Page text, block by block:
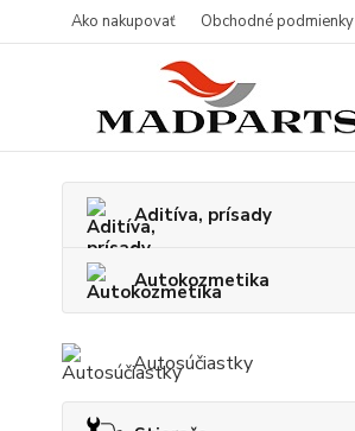
Ako nakupovať Obchodné podmienky
Aditíva, prísady
Autokozmetika
Autosúčiastky